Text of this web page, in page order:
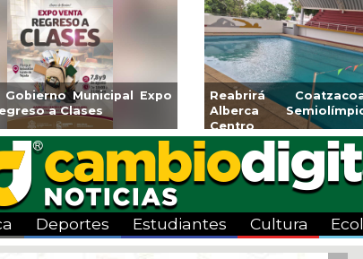
Gobierno Municipal Expo
a Clases
Reabrirá
Alberca
Centro
Deportes Estudiantes Cultura